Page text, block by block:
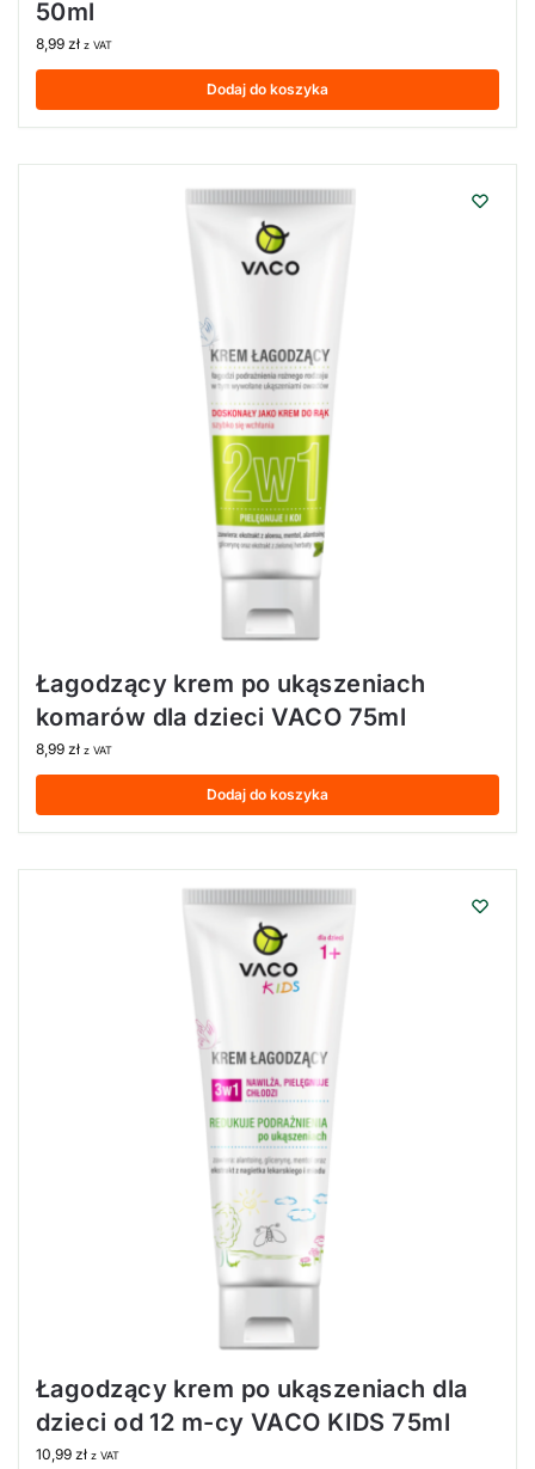
50ml
8,99 zł z VAT
Dodaj do koszyka
Łagodzący krem po ukąszeniach
komarów dla dzieci VACO 75ml
8,99 zł z VAT
Dodaj do koszyka
Łagodzący krem po ukąszeniach dla
dzieci od 12 m-cy VACO KIDS 75ml
10,99 zł z VAT